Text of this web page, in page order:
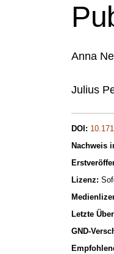
Anna
Julius
DOI:
Nachweis
Lizenz:
Letzte
GND-